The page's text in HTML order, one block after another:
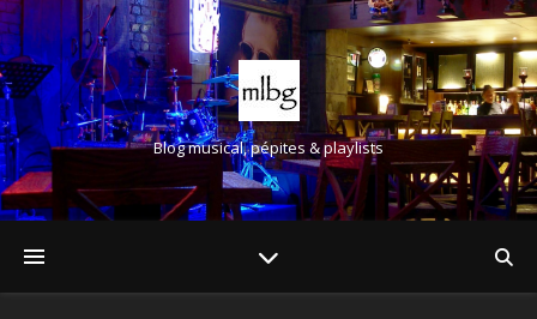
Blog musical, pépites & playlists